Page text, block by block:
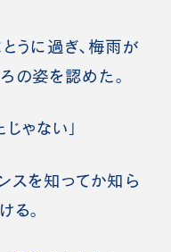
うに過ぎ、梅雨が
の姿を認めた。
じゃない」
スを知ってか知ら
る。